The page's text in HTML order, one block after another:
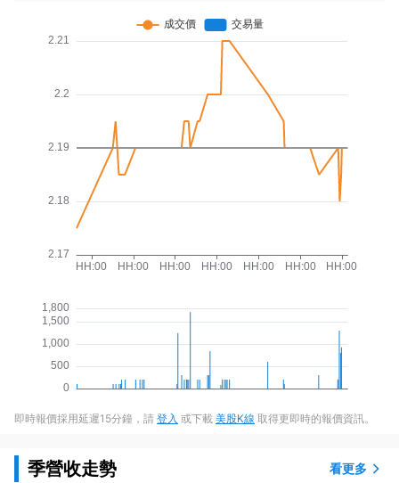
即時報價採用延遲15分鐘，請 登入 或下載 美股K線 取得更即時的報價資訊。
季營收走勢 看更多